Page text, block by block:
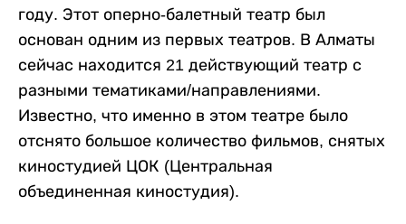
году. Этот оперно-балетный театр был
основан одним из первых театров. В Алматы
сейчас находится 21 действующий театр с
разными тематиками/направлениями.
Известно, что именно в этом театре было
отснято большое количество фильмов, снятых
киностудией ЦОК (Центральная
объединенная киностудия).